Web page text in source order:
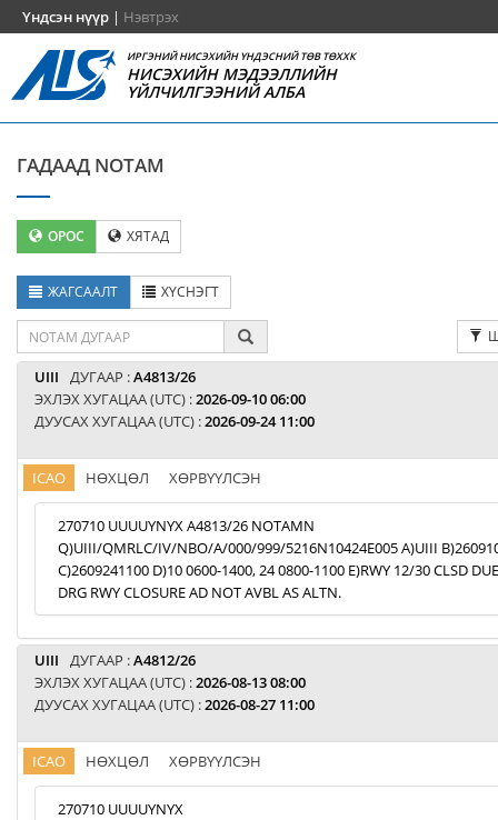
Үндсэн нүүр | Нэвтрэх
ИРГЭНИЙ НИСЭХИЙН ҮНДЭСНИЙ ТӨВ ТӨХХК
НИСЭХИЙН МЭДЭЭЛЛИЙН
ҮЙЛЧИЛГЭЭНИЙ АЛБА
ГАДААД NOTAM
ОРОС ХЯТАД
ЖАГСААЛТ ХҮСНЭГТ
UIII ДУГААР :A4813/26
ЭХЛЭХ ХУГАЦАА (UTC) :2026-09-10 06:00
ДУУСАХ ХУГАЦАА (UTC) :2026-09-24 11:00
ICAO НӨХЦӨЛ ХӨРВҮҮЛСЭН
270710 UUUUYNYX A4813/26 NOTAMN
Q)UIII/QMRLC/IV/NBO/A/000/999/5216N10424E005 A)UIII
C)2609241100 D)10 0600-1400, 24 0800-1100 E)RWY 12/30 CLSD
DRG RWY CLOSURE AD NOT AVBL AS ALTN.
UIII ДУГААР :A4812/26
ЭХЛЭХ ХУГАЦАА (UTC) :2026-08-13 08:00
ДУУСАХ ХУГАЦАА (UTC) :2026-08-27 11:00
ICAO НӨХЦӨЛ ХӨРВҮҮЛСЭН
270710 UUUUYNYX